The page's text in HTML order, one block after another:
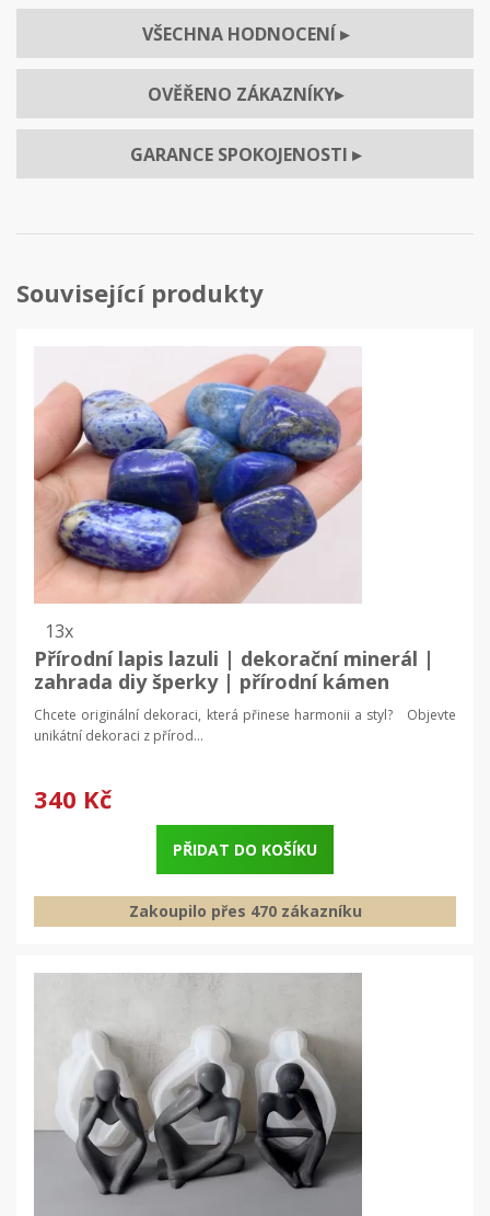
VŠECHNA HODNOCENÍ▸
OVĚŘENO ZÁKAZNÍKY▸
GARANCE SPOKOJENOSTI ▸
Související produkty
13x
Přírodní lapis lazuli | dekorační minerál |
zahrada diy šperky | přírodní kámen
Chcete originální dekoraci, která přinese harmonii a styl? Objevte
unikátní dekoraci z přírod...
340 Kč
PŘIDAT DO KOŠÍKU
Zakoupilo přes 470 zákazníku